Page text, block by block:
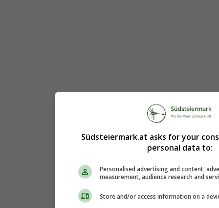
Südsteiermark.at asks for your
personal data to:
Personalised advertising and content,
measurement, audience research and
Store and/or access information on a